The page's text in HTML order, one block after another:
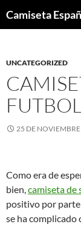
Camiseta
UNCATEGORIZED
FUTBOL
25 DE
Como era de
bien,camiseta de
positivo por
se ha complicado